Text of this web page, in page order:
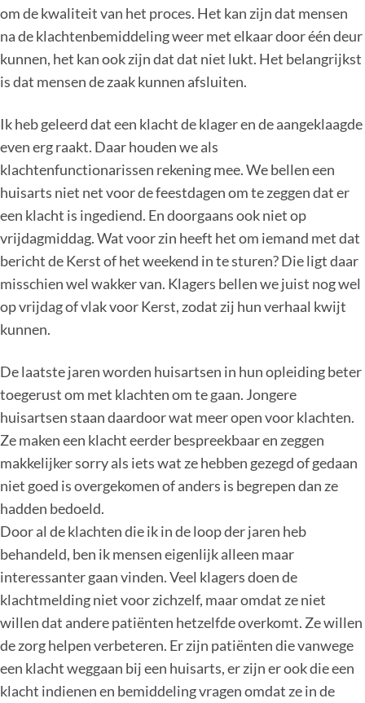
om de kwaliteit van het proces. Het kan zijn dat mensen
na de klachtenbemiddeling weer met elkaar door één deur
kunnen, het kan ook zijn dat dat niet lukt. Het belangrijkst
is dat mensen de zaak kunnen afsluiten.
Ik heb geleerd dat een klacht de klager en de aangeklaagde
even erg raakt. Daar houden we als
klachtenfunctionarissen rekening mee. We bellen een
huisarts niet net voor de feestdagen om te zeggen dat er
een klacht is ingediend. En doorgaans ook niet op
vrijdagmiddag. Wat voor zin heeft het om iemand met dat
bericht de Kerst of het weekend in te sturen? Die ligt daar
misschien wel wakker van. Klagers bellen we juist nog wel
op vrijdag of vlak voor Kerst, zodat zij hun verhaal kwijt
kunnen.
De laatste jaren worden huisartsen in hun opleiding beter
toegerust om met klachten om te gaan. Jongere
huisartsen staan daardoor wat meer open voor klachten.
Ze maken een klacht eerder bespreekbaar en zeggen
makkelijker sorry als iets wat ze hebben gezegd of gedaan
niet goed is overgekomen of anders is begrepen dan ze
hadden bedoeld.
Door al de klachten die ik in de loop der jaren heb
behandeld, ben ik mensen eigenlijk alleen maar
interessanter gaan vinden. Veel klagers doen de
klachtmelding niet voor zichzelf, maar omdat ze niet
willen dat andere patiënten hetzelfde overkomt. Ze willen
de zorg helpen verbeteren. Er zijn patiënten die vanwege
een klacht weggaan bij een huisarts, er zijn er ook die een
klacht indienen en bemiddeling vragen omdat ze in de